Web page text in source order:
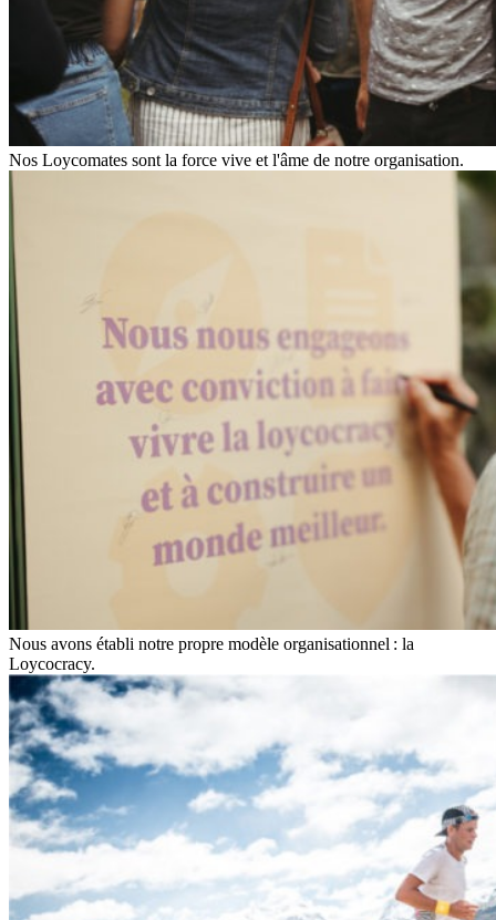
Nos Loycomates sont la force vive et l'âme de notre organisation.
Nous avons établi notre propre modèle organisationnel : la
Loycocracy.